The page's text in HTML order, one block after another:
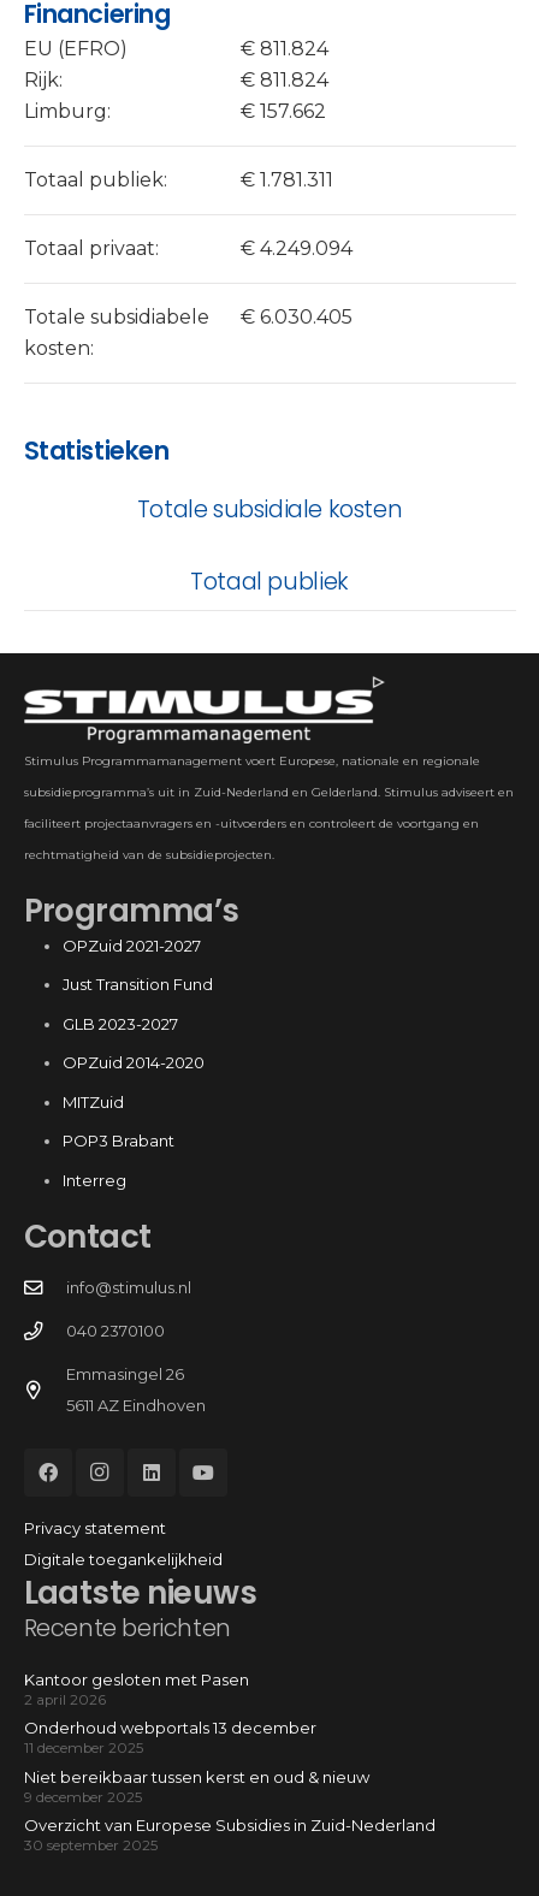
Financiering
EU (EFRO)
€ 811.824
Rijk:
€ 811.824
Limburg:
€ 157.662
Totaal publiek: € 1.781.311
Totaal privaat: € 4.249.094
Totale subsidiabele
kosten:
€ 6.030.405
Statistieken
Totale subsidiale kosten
Totaal publiek
Stimulus Programmamanagement voert Europese, nationale en regionale
subsidieprogramma’s uit in Zuid-Nederland en Gelderland. Stimulus adviseert en
faciliteert projectaanvragers en -uitvoerders en controleert de voortgang en
rechtmatigheid van de subsidieprojecten.
Programma’s
OPZuid 2021-2027
Just Transition Fund
GLB 2023-2027
OPZuid 2014-2020
MITZuid
POP3 Brabant
Interreg
Laatste nieuws
Recente berichten
Kantoor gesloten met Pasen
2 april 2026
Onderhoud webportals 13 december
11 december 2025
Niet bereikbaar tussen kerst en oud & nieuw
9 december 2025
Overzicht van Europese Subsidies in Zuid-Nederland
30 september 2025
Contact
info@stimulus.nl
040 2370100
Emmasingel 26
5611 AZ Eindhoven
Privacy statement
Digitale toegankelijkheid